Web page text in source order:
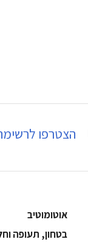
הצטרפו
אוטומוטיב
בטחון, תעופה